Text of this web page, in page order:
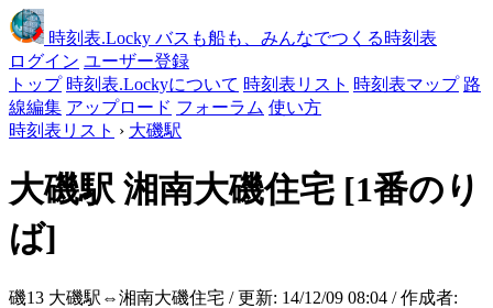
時刻表.Locky バスも船も、みんなでつくる時刻表
ログイン ユーザー登録
トップ 時刻表.Lockyについて 時刻表リスト 時刻表マップ 路
線編集 アップロード フォーラム 使い方
時刻表リスト › 大磯駅
大磯駅 湘南大磯住宅 [1番のり
ば]
磯13 大磯駅⇔湘南大磯住宅 / 更新: 14/12/09 08:04 / 作成者: